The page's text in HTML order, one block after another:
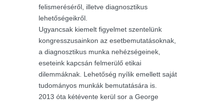
felismeréséről, illetve diagnosztikus
lehetőségeikről.
Ugyancsak kiemelt figyelmet szentelünk
kongresszusainkon az esetbemutatásoknak,
a diagnosztikus munka nehézségeinek,
eseteink kapcsán felmerülő etikai
dilemmáknak. Lehetőség nyílik emellett saját
tudományos munkák bemutatására is.
2013 óta kétévente kerül sor a George